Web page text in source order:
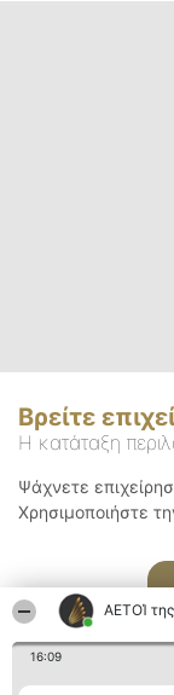
ΑΕΤΟΊ
16:09
Βρείτε
Η κατάταξη
Ψάχνετε
Χρησιμοποιήστε